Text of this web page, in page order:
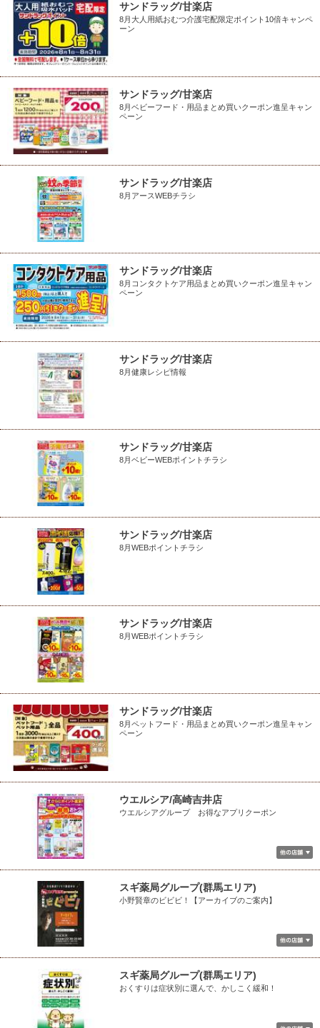
サンドラッグ/甘楽店
8月大人用紙おむつ介護宅配限定ポイント10倍キャンペ
ーン
サンドラッグ/甘楽店
8月ベビーフード・用品まとめ買いクーポン進呈キャン
ペーン
サンドラッグ/甘楽店
8月アースWEBチラシ
サンドラッグ/甘楽店
8月コンタクトケア用品まとめ買いクーポン進呈キャン
ペーン
サンドラッグ/甘楽店
8月健康レシピ情報
サンドラッグ/甘楽店
8月ベビーWEBポイントチラシ
サンドラッグ/甘楽店
8月WEBポイントチラシ
サンドラッグ/甘楽店
8月WEBポイントチラシ
サンドラッグ/甘楽店
8月ペットフード・用品まとめ買いクーポン進呈キャン
ペーン
ウエルシア/高崎吉井店
ウエルシアグループ お得なアプリクーポン
スギ薬局グループ(群馬エリア)
小野賢章のビビビ！【アーカイブのご案内】
スギ薬局グループ(群馬エリア)
おくすりは症状別に選んで、かしこく緩和！